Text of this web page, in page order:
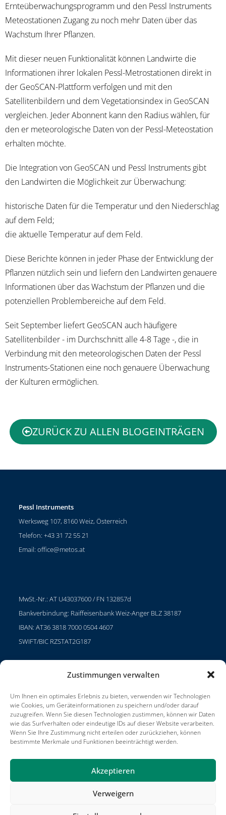
Zustimmungen verwalten
Um Ihnen ein optimales Erlebnis zu bieten, verwenden wir Technologien
wie Cookies, um Geräteinformationen zu speichern und/oder darauf
zuzugreifen. Wenn Sie diesen Technologien zustimmen, können wir Daten
wie das Surfverhalten oder eindeutige IDs auf dieser Website verarbeiten.
Wenn Sie Ihre Zustimmung nicht erteilen oder zurückziehen, können
bestimmte Merkmale und Funktionen beeinträchtigt werden.
Akzeptieren
Verweigern
Ernteüberwachungsprogramm und den Pessl Instruments
Meteostationen Zugang zu noch mehr Daten über das
Wachstum Ihrer Pflanzen.
Mit dieser neuen Funktionalität können Landwirte die
Informationen ihrer lokalen Pessl-Metrostationen direkt in
der GeoSCAN-Plattform verfolgen und mit den
Satellitenbildern und dem Vegetationsindex in GeoSCAN
vergleichen. Jeder Abonnent kann den Radius wählen, für
den er meteorologische Daten von der Pessl-Meteostation
erhalten möchte.
Die Integration von GeoSCAN und Pessl Instruments gibt
den Landwirten die Möglichkeit zur Überwachung:
historische Daten für die Temperatur und den Niederschlag
auf dem Feld;
die aktuelle Temperatur auf dem Feld.
Diese Berichte können in jeder Phase der Entwicklung der
Pflanzen nützlich sein und liefern den Landwirten genauere
Informationen über das Wachstum der Pflanzen und die
potenziellen Problembereiche auf dem Feld.
Seit September liefert GeoSCAN auch häufigere
Satellitenbilder - im Durchschnitt alle 4-8 Tage -, die in
Verbindung mit den meteorologischen Daten der Pessl
Instruments-Stationen eine noch genauere Überwachung
der Kulturen ermöglichen.
ZURÜCK ZU ALLEN BLOGEINTRÄGEN
Pessl Instruments
Werksweg 107, 8160 Weiz, Österreich
Telefon: +43 31 72 55 21
Email:office@metos.at
MwSt.-Nr.: AT U43037600 / FN 132857d
Bankverbindung: Raiffeisenbank Weiz-Anger BLZ 38187
IBAN: AT36 3818 7000 0504 4607
SWIFT/BIC RZSTAT2G187
Karriere
Nutzungsbedingungen
Impressum
Kontakt
Veröffentlichungen